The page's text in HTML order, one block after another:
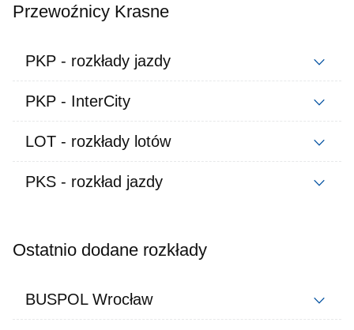
Przewoźnicy Krasne
PKP - rozkłady jazdy
PKP - InterCity
LOT - rozkłady lotów
PKS - rozkład jazdy
Ostatnio dodane rozkłady
BUSPOL Wrocław